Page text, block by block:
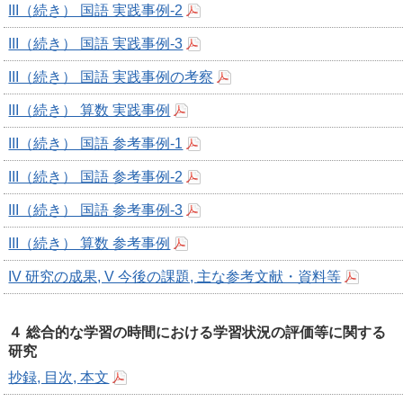
III（続き） 国語 実践事例-2
III（続き） 国語 実践事例-3
III（続き） 国語 実践事例の考察
III（続き） 算数 実践事例
III（続き） 国語 参考事例-1
III（続き） 国語 参考事例-2
III（続き） 国語 参考事例-3
III（続き） 算数 参考事例
IV 研究の成果, V 今後の課題, 主な参考文献・資料等
４ 総合的な学習の時間における学習状況の評価等に関する
研究
抄録, 目次, 本文